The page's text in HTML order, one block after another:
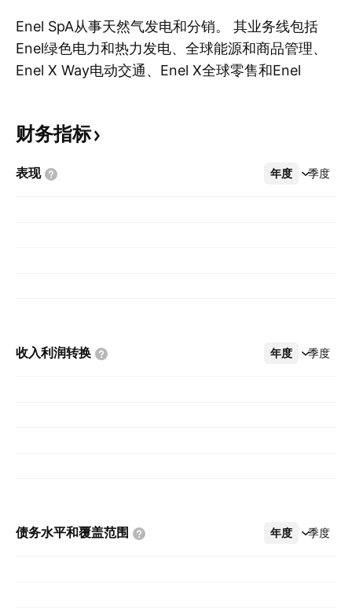
Enel SpA从事天然气发电和分销。 其业务线包括
Enel绿色电力和热力发电、全球能源和商品管理、
Enel X Way电动交通、Enel X全球零售和Enel
洲、亚洲和大洋洲、北美和拉丁美洲。该公司成立
财务指标
表现 年度 季度
更多
收入利润转换 年度 季度
更多
债务水平和覆盖范围 年度 季度
更多